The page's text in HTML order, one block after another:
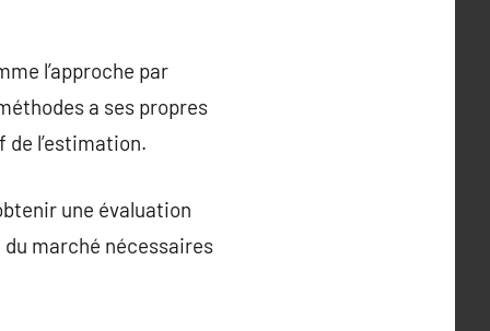
l’approche par
a ses propres
l’estimation.
une évaluation
marché nécessaires